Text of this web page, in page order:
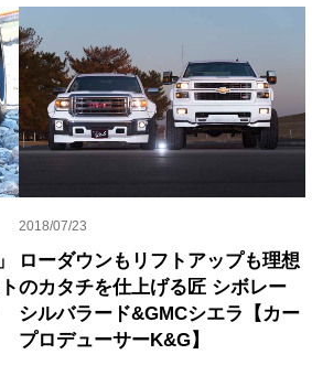
2018/07/23
ローダウンもリフトアップも理想
のカタチを仕上げる匠 シボレー
シルバラード&GMCシエラ【カー
プロデューサーK&G】